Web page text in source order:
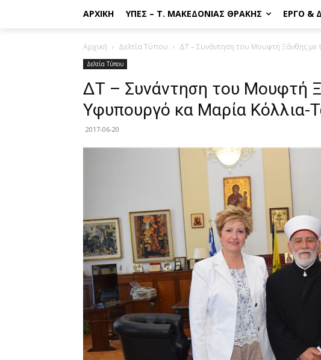
ΑΡΧΙΚΉ ΥΠΕΣ – Τ. ΜΑΚΕΔΟΝΊΑΣ ΘΡΆΚΗΣ ΈΡΓΟ &
Αρχική Δελτία Τύπου ΔΤ – Συνάντηση του Μουφτή Ξάνθης
Δελτία Τύπου
ΔΤ – Συνάντηση του Μουφτή
Υφυπουργό κα Μαρία Κόλλια-
2017-06-20